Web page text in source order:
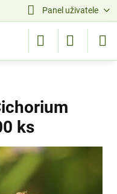
Panel uživatele
ks